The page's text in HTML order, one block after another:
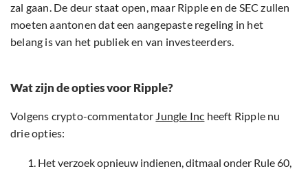
zal gaan. De deur staat open, maar Ripple en de SEC zullen
moeten aantonen dat een aangepaste regeling in het
belang is van het publiek en van investeerders.
Wat zijn de opties voor Ripple?
Volgens crypto-commentator Jungle Inc heeft Ripple nu
drie opties:
Het verzoek opnieuw indienen, ditmaal onder Rule 60,